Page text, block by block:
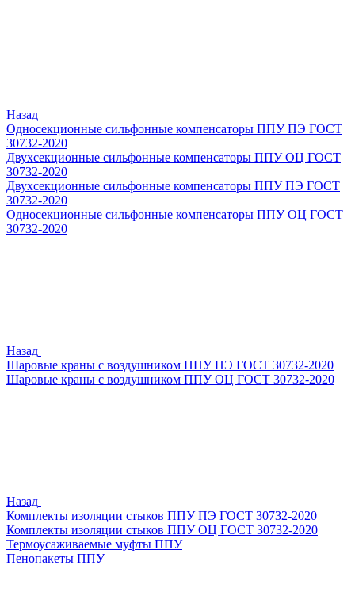
Назад
Односекционные сильфонные компенсаторы ППУ ПЭ ГОСТ
30732-2020
Двухсекционные сильфонные компенсаторы ППУ ОЦ ГОСТ
30732-2020
Двухсекционные сильфонные компенсаторы ППУ ПЭ ГОСТ
30732-2020
Односекционные сильфонные компенсаторы ППУ ОЦ ГОСТ
30732-2020
Назад
Шаровые краны с воздушником ППУ ПЭ ГОСТ 30732-2020
Шаровые краны с воздушником ППУ ОЦ ГОСТ 30732-2020
Назад
Комплекты изоляции стыков ППУ ПЭ ГОСТ 30732-2020
Комплекты изоляции стыков ППУ ОЦ ГОСТ 30732-2020
Термоусаживаемые муфты ППУ
Пенопакеты ППУ